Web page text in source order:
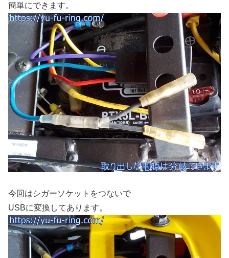
簡単にできます。
今回はシガーソケットをつないで
USBに変換してあります。